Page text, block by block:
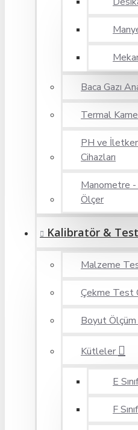
Baca Gazı
Termal
PH ve
Cihazları
Manometre -
Ölçer
Kalibratör & Test
Malzeme
Çekme Test
Boyut
Kütleler
E
F